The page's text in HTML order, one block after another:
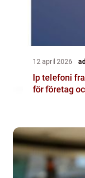
12 april 2026
Ip telefoni framtidens smarta telefoni
för företag